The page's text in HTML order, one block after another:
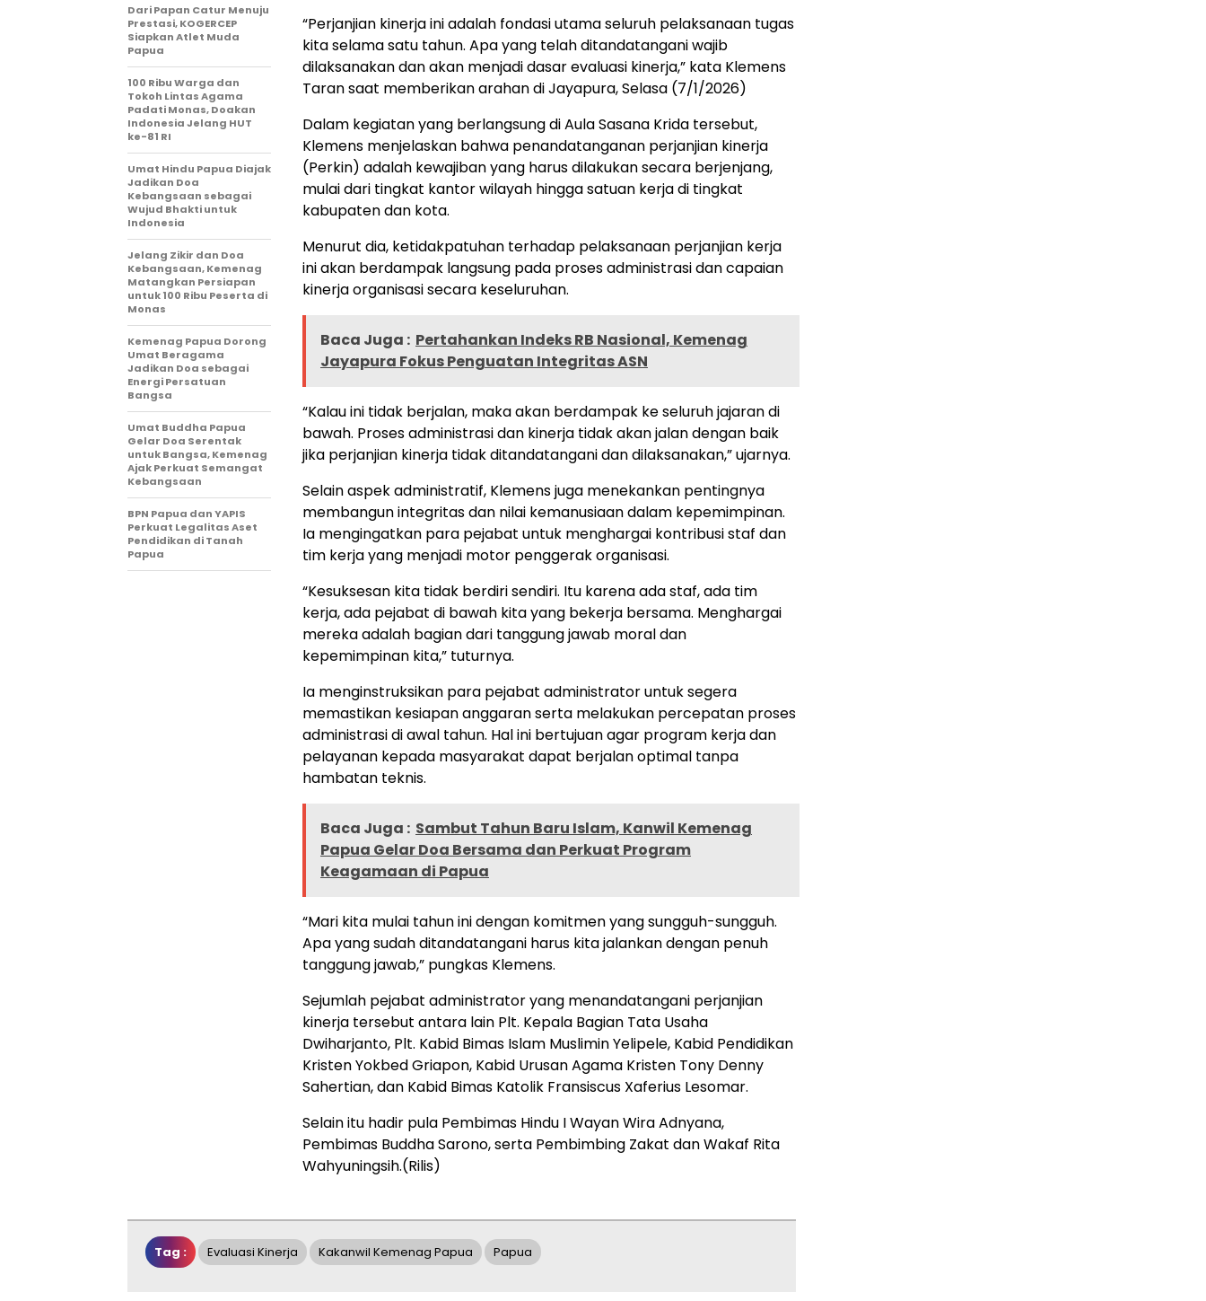
“Perjanjian kinerja ini adalah fondasi utama seluruh pelaksanaan tugas
kita selama satu tahun. Apa yang telah ditandatangani wajib
dilaksanakan dan akan menjadi dasar evaluasi kinerja,” kata Klemens
Taran saat memberikan arahan di Jayapura, Selasa (7/1/2026)
Dalam kegiatan yang berlangsung di Aula Sasana Krida tersebut,
Klemens menjelaskan bahwa penandatanganan perjanjian kinerja
(Perkin) adalah kewajiban yang harus dilakukan secara berjenjang,
mulai dari tingkat kantor wilayah hingga satuan kerja di tingkat
kabupaten dan kota.
Menurut dia, ketidakpatuhan terhadap pelaksanaan perjanjian kerja
ini akan berdampak langsung pada proses administrasi dan capaian
kinerja organisasi secara keseluruhan.
Baca Juga : Pertahankan Indeks RB Nasional, Kemenag
Jayapura Fokus Penguatan Integritas ASN
“Kalau ini tidak berjalan, maka akan berdampak ke seluruh jajaran di
bawah. Proses administrasi dan kinerja tidak akan jalan dengan baik
jika perjanjian kinerja tidak ditandatangani dan dilaksanakan,” ujarnya.
Selain aspek administratif, Klemens juga menekankan pentingnya
membangun integritas dan nilai kemanusiaan dalam kepemimpinan.
Ia mengingatkan para pejabat untuk menghargai kontribusi staf dan
tim kerja yang menjadi motor penggerak organisasi.
“Kesuksesan kita tidak berdiri sendiri. Itu karena ada staf, ada tim
kerja, ada pejabat di bawah kita yang bekerja bersama. Menghargai
mereka adalah bagian dari tanggung jawab moral dan
kepemimpinan kita,” tuturnya.
Ia menginstruksikan para pejabat administrator untuk segera
memastikan kesiapan anggaran serta melakukan percepatan proses
administrasi di awal tahun. Hal ini bertujuan agar program kerja dan
pelayanan kepada masyarakat dapat berjalan optimal tanpa
hambatan teknis.
Baca Juga : Sambut Tahun Baru Islam, Kanwil Kemenag
Papua Gelar Doa Bersama dan Perkuat Program
Keagamaan di Papua
“Mari kita mulai tahun ini dengan komitmen yang sungguh-sungguh.
Apa yang sudah ditandatangani harus kita jalankan dengan penuh
tanggung jawab,” pungkas Klemens.
Sejumlah pejabat administrator yang menandatangani perjanjian
kinerja tersebut antara lain Plt. Kepala Bagian Tata Usaha
Dwiharjanto, Plt. Kabid Bimas Islam Muslimin Yelipele, Kabid Pendidikan
Kristen Yokbed Griapon, Kabid Urusan Agama Kristen Tony Denny
Sahertian, dan Kabid Bimas Katolik Fransiscus Xaferius Lesomar.
Selain itu hadir pula Pembimas Hindu I Wayan Wira Adnyana,
Pembimas Buddha Sarono, serta Pembimbing Zakat dan Wakaf Rita
Wahyuningsih.(Rilis)
Dari Papan Catur Menuju
Prestasi, KOGERCEP
Siapkan Atlet Muda
Papua
100 Ribu Warga dan
Tokoh Lintas Agama
Padati Monas, Doakan
Indonesia Jelang HUT
ke-81 RI
Umat Hindu Papua Diajak
Jadikan Doa
Kebangsaan sebagai
Wujud Bhakti untuk
Indonesia
Jelang Zikir dan Doa
Kebangsaan, Kemenag
Matangkan Persiapan
untuk 100 Ribu Peserta di
Monas
Kemenag Papua Dorong
Umat Beragama
Jadikan Doa sebagai
Energi Persatuan
Bangsa
Umat Buddha Papua
Gelar Doa Serentak
untuk Bangsa, Kemenag
Ajak Perkuat Semangat
Kebangsaan
BPN Papua dan YAPIS
Perkuat Legalitas Aset
Pendidikan di Tanah
Papua
Tag : Evaluasi Kinerja Kakanwil Kemenag Papua Papua